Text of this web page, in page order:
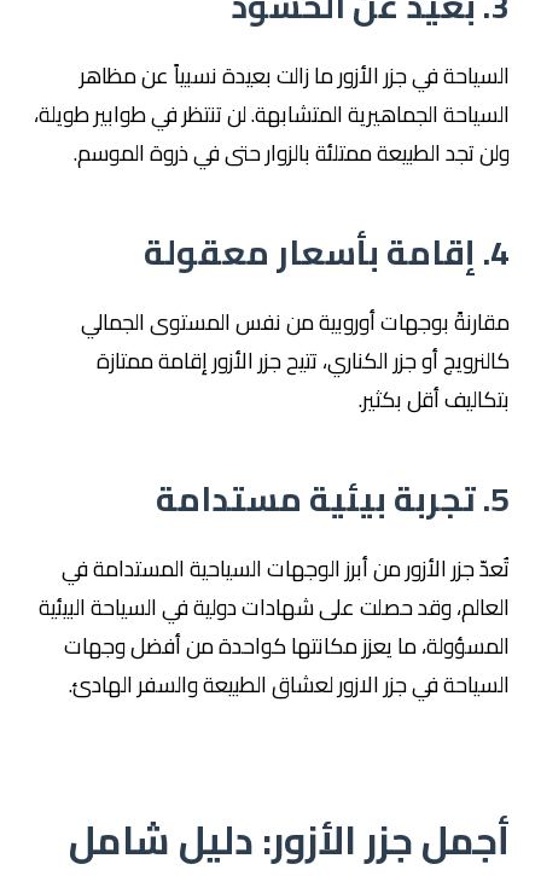
السياحة في جزر الأزور ما زالت بعيدة نسبياً عن مظاهر
السياحة الجماهيرية المتشابهة. لن تنتظر في طوابير طويلة،
ولن تجد الطبيعة ممتلئة بالزوار حتى في ذروة الموسم.
4. إقامة بأسعار معقولة
مقارنةً بوجهات أوروبية من نفس المستوى الجمالي
كالنرويج أو جزر الكناري، تتيح جزر الأزور إقامة ممتازة
بتكاليف أقل بكثير.
5. تجربة بيئية مستدامة
تُعدّ جزر الأزور من أبرز الوجهات السياحية المستدامة في
العالم، وقد حصلت على شهادات دولية في السياحة البيئية
المسؤولة، ما يعزز مكانتها كواحدة من أفضل وجهات
السياحة في جزر الازور لعشاق الطبيعة والسفر الهادئ.
أجمل جزر الأزور: دليل شامل